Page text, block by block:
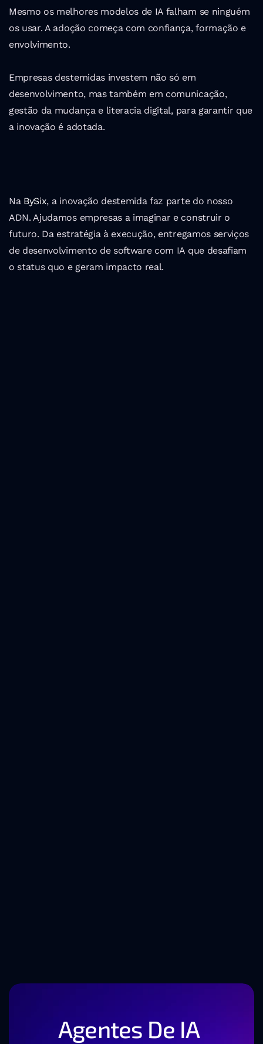
Mesmo os melhores modelos de IA falham se ninguém
os usar. A adoção começa com confiança, formação e
envolvimento.
Empresas destemidas investem não só em
desenvolvimento, mas também em comunicação,
gestão da mudança e literacia digital, para garantir que
a inovação é adotada.
Na BySix, a inovação destemida faz parte do nosso
ADN. Ajudamos empresas a imaginar e construir o
futuro. Da estratégia à execução, entregamos serviços
de desenvolvimento de software com IA que desafiam
o status quo e geram impacto real.
Agentes De IA